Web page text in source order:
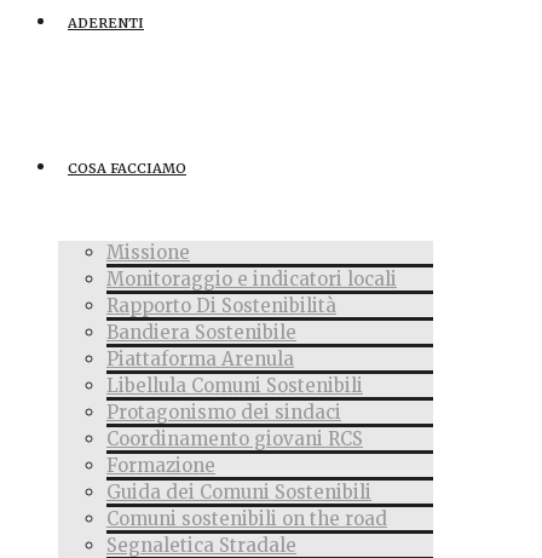
ADERENTI
COSA FACCIAMO
Missione
Monitoraggio e indicatori locali
Rapporto Di Sostenibilità
Bandiera Sostenibile
Piattaforma Arenula
Libellula Comuni Sostenibili
Protagonismo dei sindaci
Coordinamento giovani RCS
Formazione
Guida dei Comuni Sostenibili
Comuni sostenibili on the road
Segnaletica Stradale